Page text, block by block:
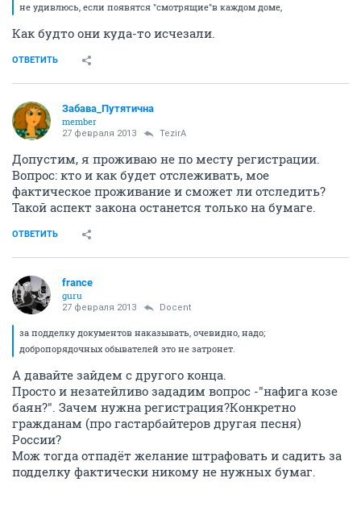
не удивлюсь, если появятся "смотрящие"в каждом доме,
Как будто они куда-то исчезали.
ОТВЕТИТЬ
Забава_Путятична
member
27 февраля 2013 TezirA
Допустим, я проживаю не по месту регистрации.
Вопрос: кто и как будет отслеживать, мое
фактическое проживание и сможет ли отследить?
Такой аспект закона останется только на бумаге.
ОТВЕТИТЬ
france
guru
27 февраля 2013 Docent
за подделку документов наказывать, очевидно, надо;
добропорядочных обывателей это не затронет.
А давайте зайдем с другого конца.
Просто и незатейливо зададим вопрос -"нафига козе
баян?". Зачем нужна регистрация?Конкретно
гражданам (про гастарбайтеров другая песня)
России?
Мож тогда отпадёт желание штрафовать и садить за
подделку фактически никому не нужных бумаг.